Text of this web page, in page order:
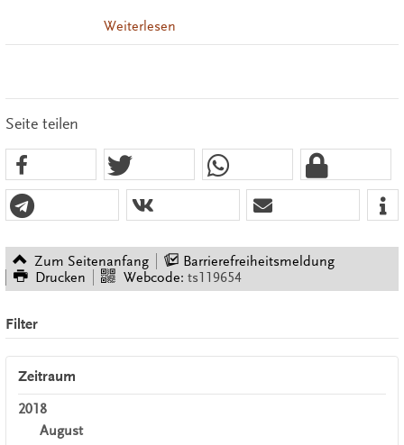
Weiterlesen
Seite teilen
Zum Seitenanfang
Barrierefreiheitsmeldung
Drucken
Webcode: ts119654
Filter
Zeitraum
2018
August